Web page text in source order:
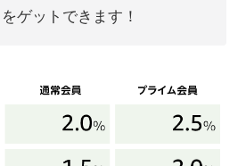
をゲットできます！